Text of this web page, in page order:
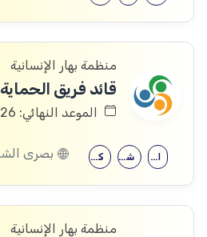
منظمة بهار الإنسانية
قائد فريق الحماية
الموعد النهائي: 21/08/2026
كلية التربية شهادة معهد الاقتصاد
منظمة بهار الإنسانية